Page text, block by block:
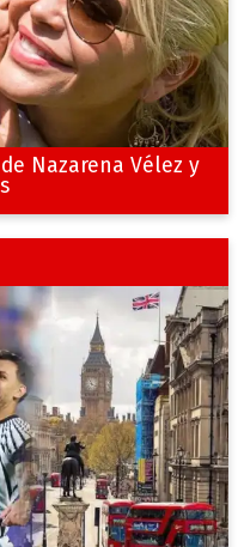
Nazarena Vélez y